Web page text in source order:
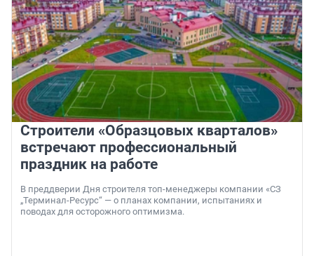
Строители «Образцовых кварталов»
встречают профессиональный
праздник на работе
В преддверии Дня строителя топ-менеджеры компании «СЗ
„Терминал-Ресурс“ — о планах компании, испытаниях и
поводах для осторожного оптимизма.